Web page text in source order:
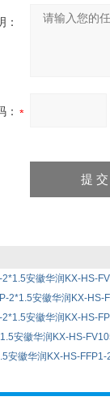
：
：
2*1.5安徽华润KX-HS-
2*1.5安徽华润KX-
2*1.5安徽华润KX-HS-
安徽华润KX-HS-
安徽华润KX-HS-